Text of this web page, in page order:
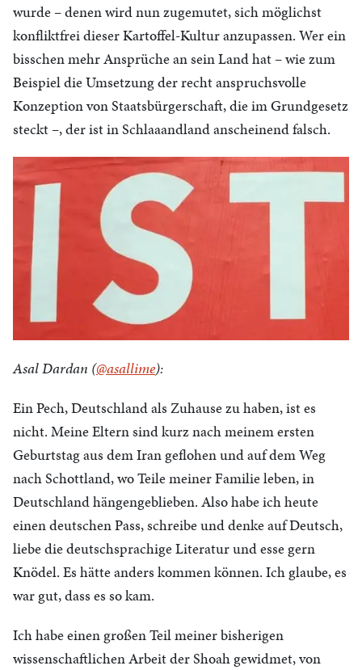
wurde – denen wird nun zugemutet, sich möglichst
konfliktfrei dieser Kartoffel-Kultur anzupassen. Wer ein
bisschen mehr Ansprüche an sein Land hat – wie zum
Beispiel die Umsetzung der recht anspruchsvolle
Konzeption von Staatsbürgerschaft, die im Grundgesetz
steckt –, der ist in Schlaaandland anscheinend falsch.
Asal Dardan (@asallime):
Ein Pech, Deutschland als Zuhause zu haben, ist es
nicht. Meine Eltern sind kurz nach meinem ersten
Geburtstag aus dem Iran geflohen und auf dem Weg
nach Schottland, wo Teile meiner Familie leben, in
Deutschland hängengeblieben. Also habe ich heute
einen deutschen Pass, schreibe und denke auf Deutsch,
liebe die deutschsprachige Literatur und esse gern
Knödel. Es hätte anders kommen können. Ich glaube, es
war gut, dass es so kam.
Ich habe einen großen Teil meiner bisherigen
wissenschaftlichen Arbeit der Shoah gewidmet, von